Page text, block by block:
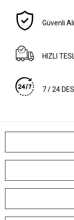
Güvenli
HIZLI
7 / 24